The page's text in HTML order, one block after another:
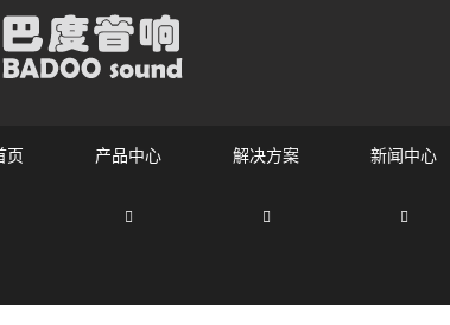
页 产品中心 解决方案 新闻中心